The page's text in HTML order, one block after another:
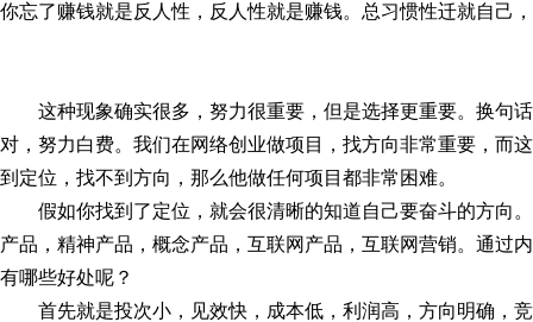
你忘了赚钱就是反人性，反人性就是赚钱。总习惯性迁就自己
这种现象确实很多，努力很重要，但是选择更重要。换句
对，努力白费。我们在网络创业做项目，找方向非常重要，而
到定位，找不到方向，那么他做任何项目都非常困难。
假如你找到了定位，就会很清晰的知道自己要奋斗的方向
产品，精神产品，概念产品，互联网产品，互联网营销。通过
有哪些好处呢？
首先就是投次小，见效快，成本低，利润高，方向明确，